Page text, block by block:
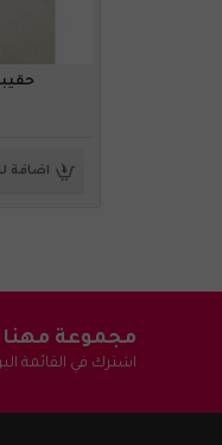
حقيبة
اضافة
مجموعة مهنا
اشترك في القائمة